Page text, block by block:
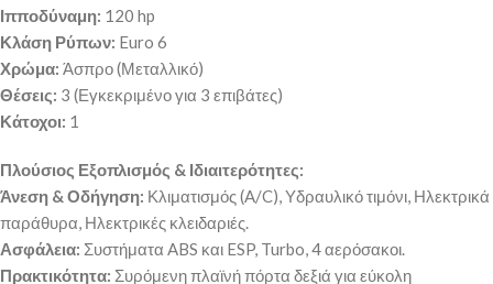
Ιπποδύναμη: 120 hp
Κλάση Ρύπων: Euro 6
Χρώμα: Άσπρο (Μεταλλικό)
Θέσεις: 3 (Εγκεκριμένο για 3 επιβάτες)
Κάτοχοι: 1
Πλούσιος Εξοπλισμός & Ιδιαιτερότητες:
Άνεση & Οδήγηση: Κλιματισμός (A/C), Υδραυλικό τιμόνι, Ηλεκτρικά
παράθυρα, Ηλεκτρικές κλειδαριές.
Ασφάλεια: Συστήματα ABS και ESP, Turbo, 4 αερόσακοι.
Πρακτικότητα: Συρόμενη πλαϊνή πόρτα δεξιά για εύκολη